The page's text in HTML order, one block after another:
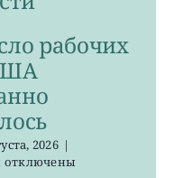
рабочих
2026 |
котключены